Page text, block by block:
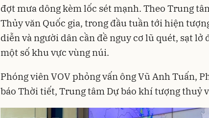
đợt mưa dông kèm lốc sét mạnh. Theo Trung
Thủy văn Quốc gia, trong đầu tuần tới hiện
diễn và người dân cần đề nguy cơ lũ quét, sạt lở
một số khu vực vùng núi.
Phóng viên VOV phỏng vấn ông Vũ Anh Tuấn,
báo Thời tiết, Trung tâm Dự báo khí tượng thuỷ